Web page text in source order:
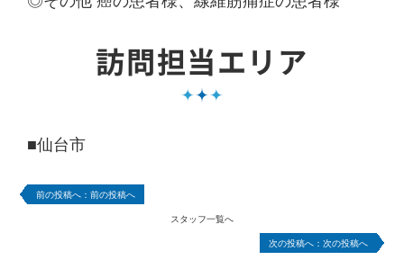
訪問担当エリア
■仙台市
前の投稿へ
スタッフ一覧へ
次の投稿へ